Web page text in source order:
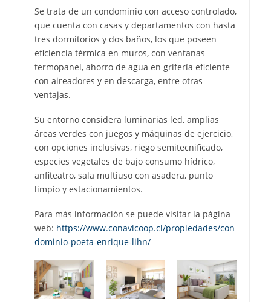
Se trata de un condominio con acceso controlado,
que cuenta con casas y departamentos con hasta
tres dormitorios y dos baños, los que poseen
eficiencia térmica en muros, con ventanas
termopanel, ahorro de agua en grifería eficiente
con aireadores y en descarga, entre otras
ventajas.
Su entorno considera luminarias led, amplias
áreas verdes con juegos y máquinas de ejercicio,
con opciones inclusivas, riego semitecnificado,
especies vegetales de bajo consumo hídrico,
anfiteatro, sala multiuso con asadera, punto
limpio y estacionamientos.
Para más información se puede visitar la página
web: https://www.conavicoop.cl/propiedades/con
dominio-poeta-enrique-lihn/